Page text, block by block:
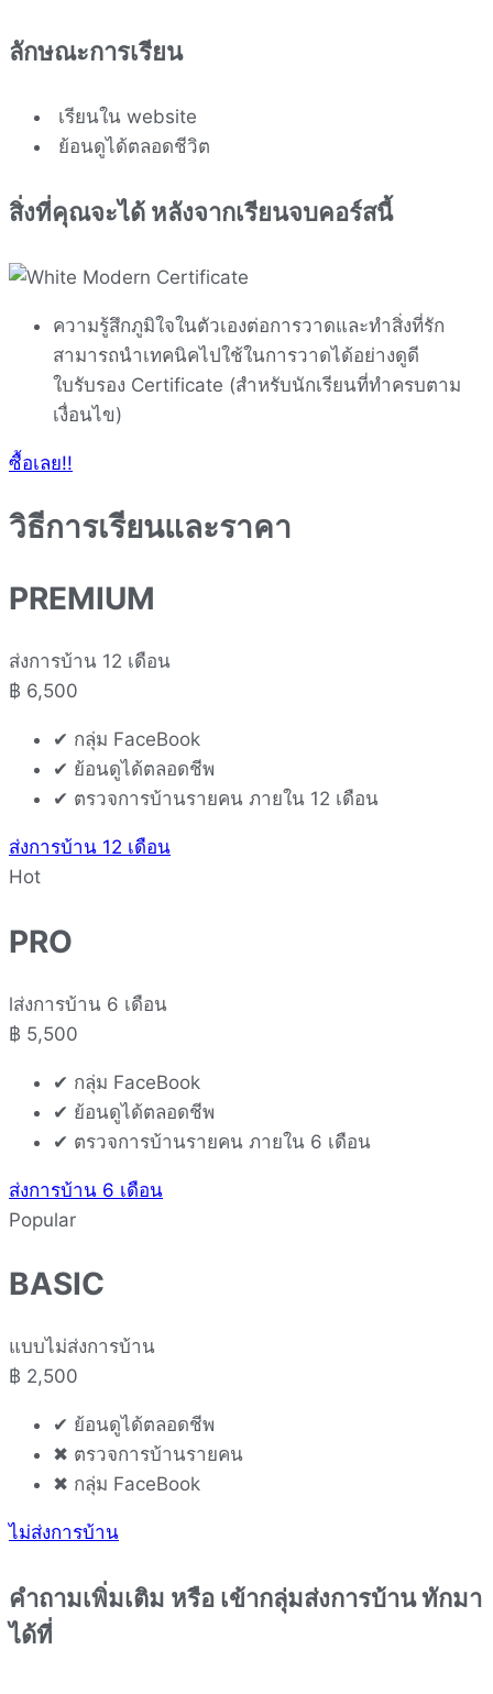
ลักษณะการเรียน
เรียนใน website
ย้อนดูได้ตลอดชีวิต
สิ่งที่คุณจะได้ หลังจากเรียนจบคอร์สนี้
ความรู้สึกภูมิใจในตัวเองต่อการวาดและทำสิ่งที่รัก
สามารถนำเทคนิคไปใช้ในการวาดได้อย่างดูดี
ใบรับรอง Certificate (สำหรับนักเรียนที่ทำครบตาม
เงื่อนไข)
ซื้อเลย!!
วิธีการเรียนและราคา
PREMIUM
ส่งการบ้าน 12 เดือน
฿ 6,500
✔ กลุ่ม FaceBook
✔ ย้อนดูได้ตลอดชีพ
✔ ตรวจการบ้านรายคน ภายใน 12 เดือน
ส่งการบ้าน 12 เดือน
Hot
PRO
lส่งการบ้าน 6 เดือน
฿ 5,500
✔ กลุ่ม FaceBook
✔ ย้อนดูได้ตลอดชีพ
✔ ตรวจการบ้านรายคน ภายใน 6 เดือน
ส่งการบ้าน 6 เดือน
Popular
BASIC
แบบไม่ส่งการบ้าน
฿ 2,500
✔ ย้อนดูได้ตลอดชีพ
✖ ตรวจการบ้านรายคน
✖ กลุ่ม FaceBook
ไม่ส่งการบ้าน
คำถามเพิ่มเติม หรือ เข้ากลุ่มส่งการบ้าน ทักมา
ได้ที่